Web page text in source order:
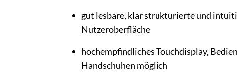
gut lesbare, klar strukturierte und
Nutzeroberfläche
hochempfindliches Touchdisplay,
Handschuhen möglich